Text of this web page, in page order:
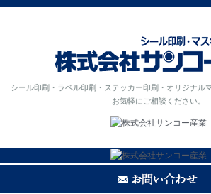
シール印刷・ラベル印刷・ステッカー印刷・オリジナル
お気軽にご相談ください。